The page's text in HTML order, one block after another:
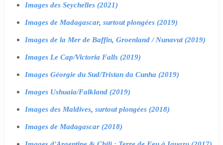
Images des Seychelles (2021)
Images de Madagascar, surtout plongées (2019)
Images de la Mer de Baffin, Groenland / Nunavut (2019)
Images Le Cap/Victoria Falls (2019)
Images Géorgie du Sud/Tristan da Cunha (2019)
Images Ushuaia/Falkland (2019)
Images des Maldives, surtout plongées (2018)
Images de Madagascar (2018)